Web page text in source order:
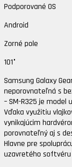
Podporované OS
Android
Zorné pole
101°
Samsung Galaxy
neporovnateľná s
– SM-R325 je model
Vďaka využitiu
vynikajúcim
porovnateľný aj s
Hlavne pre
uzavretého softvéru